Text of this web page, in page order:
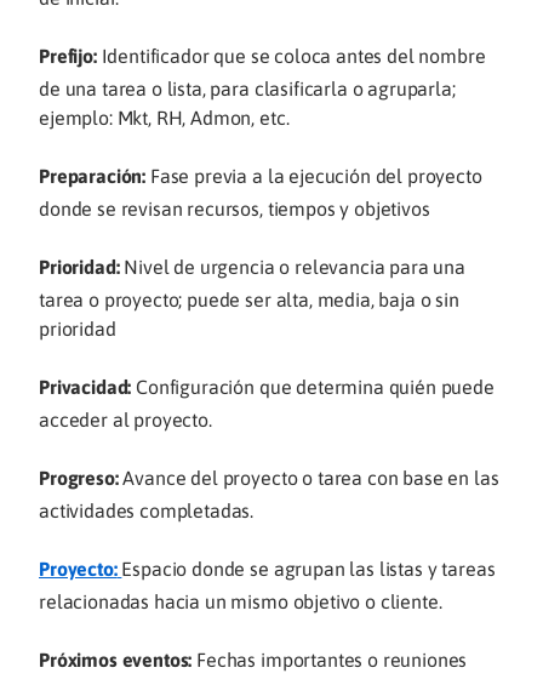
Prefijo:Identificador que se coloca antes del nombre
de una tarea o lista, para clasificarla o agruparla;
ejemplo: Mkt, RH, Admon, etc.
Preparación: Fase previa a la ejecución del proyecto
donde se revisan recursos, tiempos y objetivos
Prioridad:Nivel de urgencia o relevancia para una
tarea o proyecto; puede ser alta, media, baja o sin
prioridad
Privacidad: Configuración que determina quién puede
acceder al proyecto.
Progreso:Avance del proyecto o tarea con base en las
actividades completadas.
Proyecto: Espacio donde se agrupan las listas y tareas
relacionadas hacia un mismo objetivo o cliente.
Próximos eventos: Fechas importantes o reuniones